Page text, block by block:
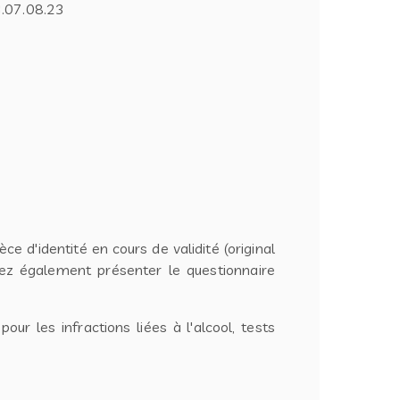
d'identité en cours de validité (original
également présenter le questionnaire
les infractions liées à l'alcool, tests